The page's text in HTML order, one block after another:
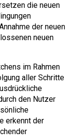
die neuen
der neuen
neuen
im Rahmen
aller Schritte
den Nutzer
erkennt der